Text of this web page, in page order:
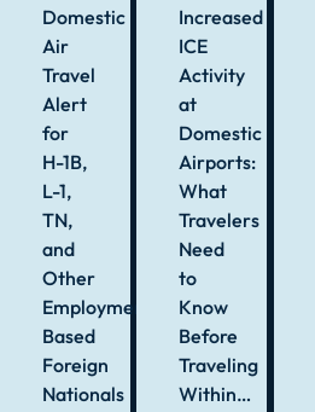
Domestic
Air
Travel
Alert
for
H-1B,
L-1,
TN,
and
Other
Employment-
Based
Foreign
Nationals
Increased
ICE
Activity
at
Domestic
Airports:
What
Travelers
Need
to
Know
Before
Traveling
Within…